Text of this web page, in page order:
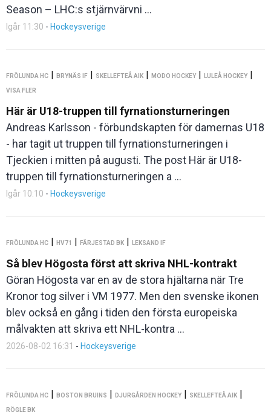
Season – LHC:s stjärnvärvni ...
Igår 11:30 - Hockeysverige
FRÖLUNDA HC | BRYNÄS IF | SKELLEFTEÅ AIK | MODO HOCKEY | LULEÅ HOCKEY |
VISA FLER
Här är U18-truppen till fyrnationsturneringen
Andreas Karlsson - förbundskapten för damernas U18
- har tagit ut truppen till fyrnationsturneringen i
Tjeckien i mitten på augusti. The post Här är U18-
truppen till fyrnationsturneringen a ...
Igår 10:10 - Hockeysverige
FRÖLUNDA HC | HV71 | FÄRJESTAD BK | LEKSAND IF
Så blev Högosta först att skriva NHL-kontrakt
Göran Högosta var en av de stora hjältarna när Tre
Kronor tog silver i VM 1977. Men den svenske ikonen
blev också en gång i tiden den första europeiska
målvakten att skriva ett NHL-kontra ...
2026-08-02 16:31 - Hockeysverige
FRÖLUNDA HC | BOSTON BRUINS | DJURGÅRDEN HOCKEY | SKELLEFTEÅ AIK |
RÖGLE BK